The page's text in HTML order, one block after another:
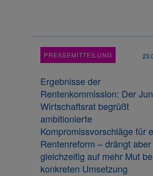
PRESSEMITTEILUNG
Ergebnisse der
Rentenkommission: Der
Wirtschaftsrat begrüßt
ambitionierte
Kompromissvorschläge für
Rentenreform – drängt aber
gleichzeitig auf mehr Mut
konkreten Umsetzung